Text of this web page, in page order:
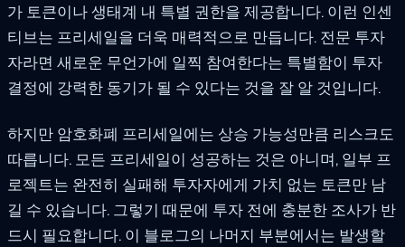
가 토큰이나 생태계 내 특별 권한을 제공합니다. 이런 인센
티브는 프리세일을 더욱 매력적으로 만듭니다. 전문 투자
자라면 새로운 무언가에 일찍 참여한다는 특별함이 투자
결정에 강력한 동기가 될 수 있다는 것을 잘 알 것입니다.
하지만 암호화폐 프리세일에는 상승 가능성만큼 리스크도
따릅니다. 모든 프리세일이 성공하는 것은 아니며, 일부 프
로젝트는 완전히 실패해 투자자에게 가치 없는 토큰만 남
길 수 있습니다. 그렇기 때문에 투자 전에 충분한 조사가 반
드시 필요합니다. 이 블로그의 나머지 부분에서는 발생할